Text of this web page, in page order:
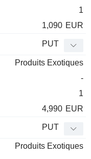
1
1,090 EUR
PUT
Produits Exotiques
-
1
4,990 EUR
PUT
Produits Exotiques